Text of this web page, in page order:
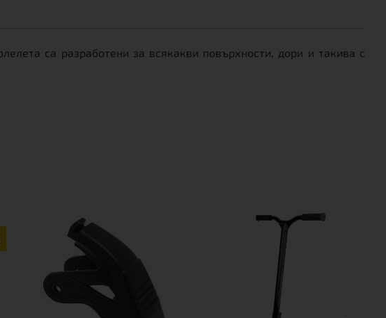
са разработени за всякакви повърхности, дори и такива с